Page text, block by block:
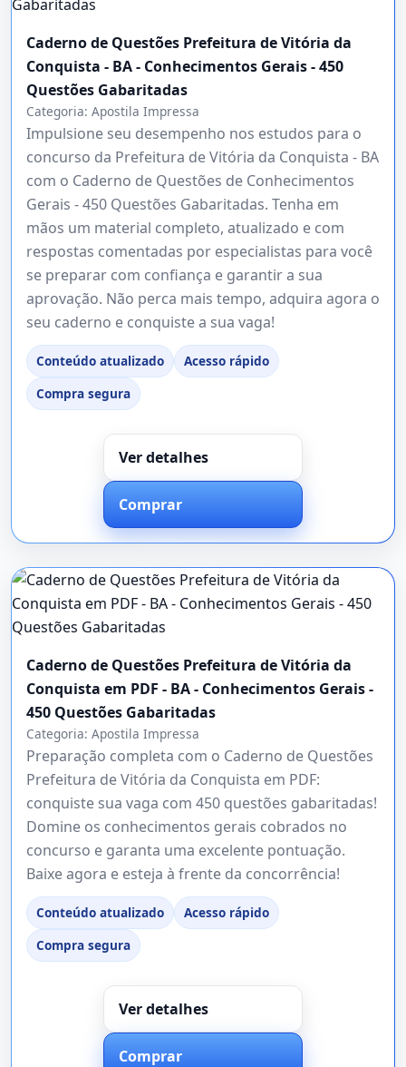
Caderno de Questões Prefeitura de Vitória da
Conquista - BA - Conhecimentos Gerais - 450
Questões Gabaritadas
Categoria: Apostila Impressa
Impulsione seu desempenho nos estudos para o
concurso da Prefeitura de Vitória da Conquista - BA
com o Caderno de Questões de Conhecimentos
Gerais - 450 Questões Gabaritadas. Tenha em
mãos um material completo, atualizado e com
respostas comentadas por especialistas para você
se preparar com confiança e garantir a sua
aprovação. Não perca mais tempo, adquira agora o
seu caderno e conquiste a sua vaga!
Conteúdo atualizado
Acesso rápido
Compra segura
Ver detalhes
Comprar
Caderno de Questões Prefeitura de Vitória da
Conquista em PDF - BA - Conhecimentos Gerais -
450 Questões Gabaritadas
Categoria: Apostila Impressa
Preparação completa com o Caderno de Questões
Prefeitura de Vitória da Conquista em PDF:
conquiste sua vaga com 450 questões gabaritadas!
Domine os conhecimentos gerais cobrados no
concurso e garanta uma excelente pontuação.
Baixe agora e esteja à frente da concorrência!
Conteúdo atualizado
Acesso rápido
Compra segura
Ver detalhes
Comprar